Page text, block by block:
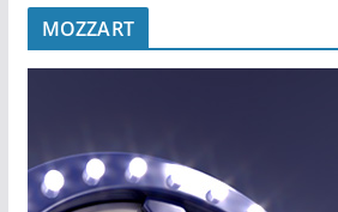
MOZZART